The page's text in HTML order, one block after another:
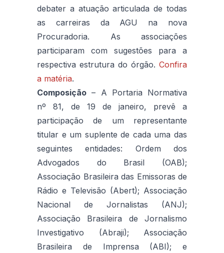
debater a atuação articulada de todas
as carreiras da AGU na nova
Procuradoria. As associações
participaram com sugestões para a
respectiva estrutura do órgão. Confira
a matéria.
Composição – A Portaria Normativa
nº 81, de 19 de janeiro, prevê a
participação de um representante
titular e um suplente de cada uma das
seguintes entidades: Ordem dos
Advogados do Brasil (OAB);
Associação Brasileira das Emissoras de
Rádio e Televisão (Abert); Associação
Nacional de Jornalistas (ANJ);
Associação Brasileira de Jornalismo
Investigativo (Abraji); Associação
Brasileira de Imprensa (ABI); e